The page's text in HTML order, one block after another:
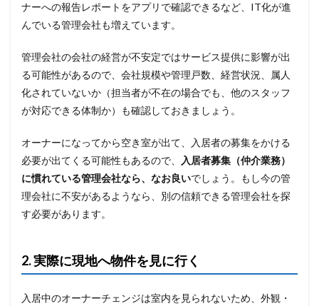
ナーへの報告レポートをアプリで確認できるなど、IT化が進
んでいる管理会社も増えています。
管理会社の会社の経営が不安定ではサービス提供に影響が出
る可能性があるので、会社規模や管理戸数、経営状況、属人
化されていないか（担当者が不在の場合でも、他のスタッフ
が対応できる体制か）も確認しておきましょう。
オーナーになってから空き室が出て、入居者の募集をかける
必要が出てくる可能性もあるので、
入居者募集（仲介業務）
に慣れている管理会社なら、なお良いでしょう。もし今の管
理会社に不安があるようなら、別の信頼できる管理会社を探
す必要があります。
2. 実際に現地へ物件を見に行く
入居中のオーナーチェンジは室内を見られないため、外観・